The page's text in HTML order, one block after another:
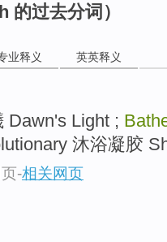
的过去分词）
业释义 英英释义
Dawn's Light ;
沐浴凝胶
-相关网页